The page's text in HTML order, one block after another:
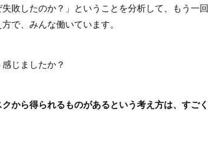
敗したのか？」ということを分析して、もう一
で、みんな働いています。
じましたか？
から得られるものがあるという考え方は、すご